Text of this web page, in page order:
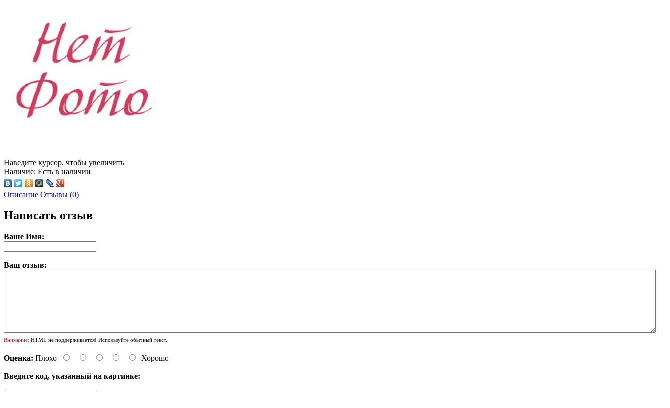
Наведите курсор, чтобы увеличить
Наличие: Есть в наличии
Описание Отзывы (0)
Написать отзыв
Ваше Имя:
Ваш отзыв:
Внимание: HTML не поддерживается! Используйте обычный текст.
Оценка: Плохо Хорошо
Введите код, указанный на картинке: